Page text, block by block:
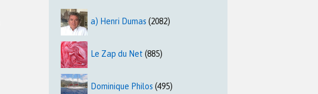
a) Henri Dumas (2082)
Le Zap du Net (885)
Dominique Philos (495)